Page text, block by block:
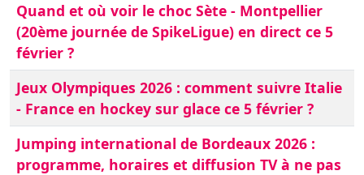
Quand et où voir le choc Sète - Montpellier
(20ème journée de SpikeLigue) en direct ce 5
février ?
Jeux Olympiques 2026 : comment suivre Italie
- France en hockey sur glace ce 5 février ?
Jumping international de Bordeaux 2026 :
programme, horaires et diffusion TV à ne pas